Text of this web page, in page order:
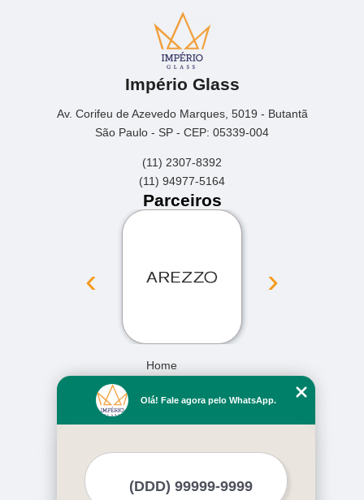
Império Glass
Av. Corifeu de Azevedo Marques, 5019 - Butantã
São Paulo - SP - CEP: 05339-004
(11) 2307-8392
(11) 94977-5164
Parceiros
‹ ›
Home
Missão
Olá! Fale agora pelo WhatsApp.